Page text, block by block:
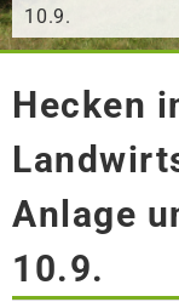
10.9.
Hecken
Anlage
10.9.